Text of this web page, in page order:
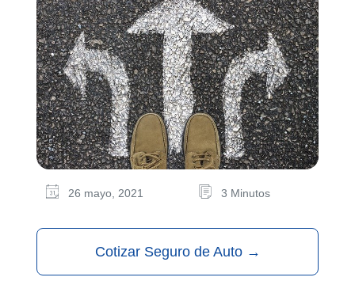
26 mayo, 2021 3 Minutos
Cotizar Seguro de Auto →